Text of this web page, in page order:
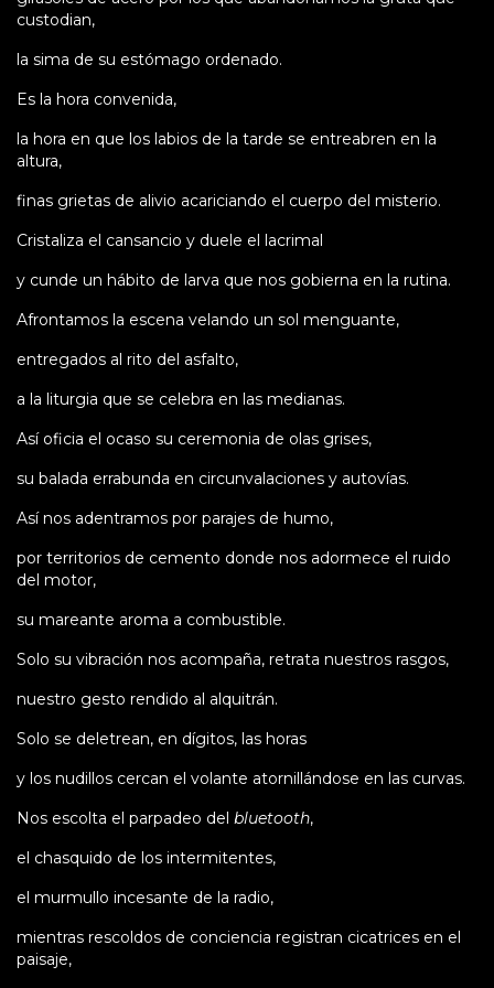
custodian,
la sima de su estómago ordenado.
Es la hora convenida,
la hora en que los labios de la tarde se entreabren en la
altura,
finas grietas de alivio acariciando el cuerpo del misterio.
Cristaliza el cansancio y duele el lacrimal
y cunde un hábito de larva que nos gobierna en la rutina.
Afrontamos la escena velando un sol menguante,
entregados al rito del asfalto,
a la liturgia que se celebra en las medianas.
Así oficia el ocaso su ceremonia de olas grises,
su balada errabunda en circunvalaciones y autovías.
Así nos adentramos por parajes de humo,
por territorios de cemento donde nos adormece el ruido
del motor,
su mareante aroma a combustible.
Solo su vibración nos acompaña, retrata nuestros rasgos,
nuestro gesto rendido al alquitrán.
Solo se deletrean, en dígitos, las horas
y los nudillos cercan el volante atornillándose en las curvas.
Nos escolta el parpadeo del bluetooth,
el chasquido de los intermitentes,
el murmullo incesante de la radio,
mientras rescoldos de conciencia registran cicatrices en el
paisaje,